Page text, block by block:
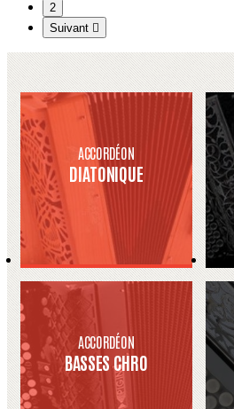
2
Suivant 
ACCORDÉON
DIATONIQUE
ACCORDÉON
BASSES CHRO